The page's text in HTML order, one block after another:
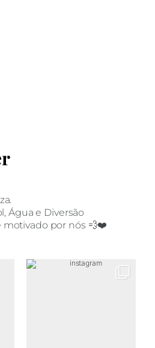
Água e Diversão
motivado por nós 💨❤️